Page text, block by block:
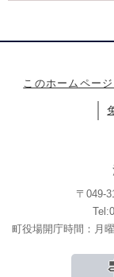
このホームペー
〒049-
町役場開庁時間：月